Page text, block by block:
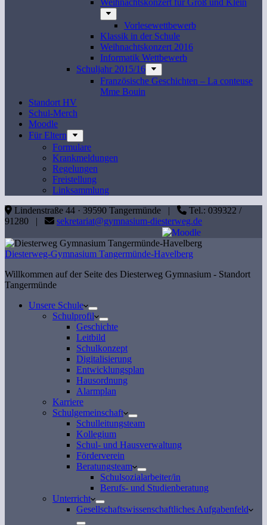
Weihnachtskonzert für Groß und Klein
Vorlesewettbewerb
Klassik in der Schule
Weihnachtskonzert 2016
Informatik Wettbewerb
Schuljahr 2015/16
Französische Geschichten – La conteuse
Mme Bouin
Standort HV
Schul-Merch
Moodle
Für Eltern
Formulare
Krankmeldungen
Regelungen
Freistellung
Linksammlung
Lindenstraße 44 · 39590 Tangermünde |
Tel.: 039322 /
91280 |
sekretariat@gymnasium-diesterweg.de
Diesterweg-Gymnasium Tangermünde-Havelberg
Willkommen auf der Seite des Diesterweg Gymnasium - Standort
Tangermünde
Unsere Schule
Schulprofil
Geschichte
Leitbild
Schulkonzept
Digitalisierung
Entwicklungsplan
Hausordnung
Alarmplan
Karriere
Schulgemeinschaft
Schulleitungsteam
Kollegium
Schul- und Hausverwaltung
Förderverein
Beratungsteam
Schulsozialarbeiter/in
Berufs- und Studienberatung
Unterricht
Gesellschaftswissenschaftliches Aufgabenfeld